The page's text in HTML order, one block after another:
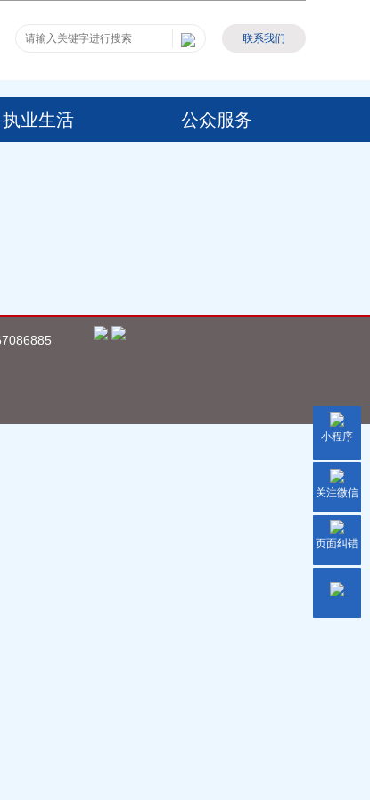
小程序
关注微信
页面纠错
联系我们
执业生活 公众服务